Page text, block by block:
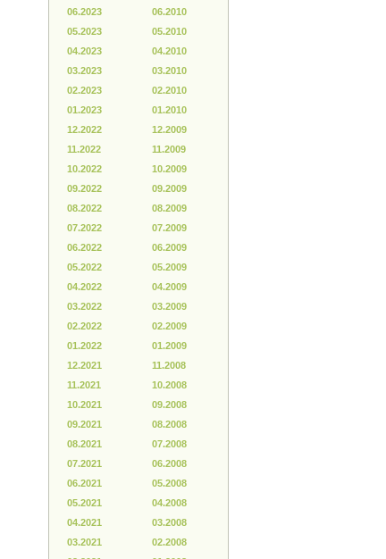
06.2023
05.2023
04.2023
03.2023
02.2023
01.2023
12.2022
11.2022
10.2022
09.2022
08.2022
07.2022
06.2022
05.2022
04.2022
03.2022
02.2022
01.2022
12.2021
11.2021
10.2021
09.2021
08.2021
07.2021
06.2021
05.2021
04.2021
03.2021
06.2010
05.2010
04.2010
03.2010
02.2010
01.2010
12.2009
11.2009
10.2009
09.2009
08.2009
07.2009
06.2009
05.2009
04.2009
03.2009
02.2009
01.2009
11.2008
10.2008
09.2008
08.2008
07.2008
06.2008
05.2008
04.2008
03.2008
02.2008